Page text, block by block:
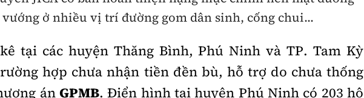
ở nhiều vị trí đường gom dân sinh, cống chui...
tại các huyện Thăng Bình, Phú Ninh và TP. Tam Kỳ
hợp chưa nhận tiền đền bù, hỗ trợ do chưa thống
ánGPMB. Điển hình tại huyện Phú Ninh có 203 hộ